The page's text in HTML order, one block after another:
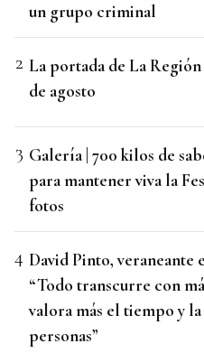
un grupo criminal
La portada de La Región
de agosto
Galería | 700 kilos de
para mantener viva la
fotos
David Pinto, veraneante
“Todo transcurre con
valora más el tiempo y
personas”